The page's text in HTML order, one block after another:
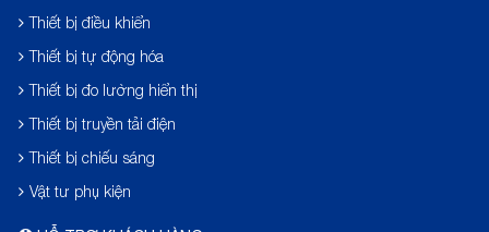
Thiết bị điều khiển
Thiết bị tự động hóa
Thiết bị đo lường hiển thị
Thiết bị truyền tải điện
Thiết bị chiếu sáng
Vật tư phụ kiện